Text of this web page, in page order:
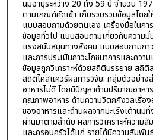
นมอายุระหว่าง 20 ถึง 59 ปี จํานวน
ตามเกณฑ์คัดเข้า เก็บรวบรวมข้อมูลโดย
แบบสอบถามด้วยตนเอง เครื่องมือในก
ข้อมูลทั่วไป แบบสอบถามเกี่ยวกับความ
แรงสนับสนุนทางสังคม แบบสอบถามภ
และการประเมินภาวะโภชนาการและคว
ข้อมูลถูกวิเคราะห์ด้วยสถิติบรรยาย สถิ
สถิติไคสแควร์ผลการวิจัย: กลุ่มตัวอย่าง
อาหารไม่ดี โดยมีปัญหาด้านปริมาณอาหา
คุณภาพอาหาร ด้านความวิตกกังวลเรื่อ
ของอาหารและด้านผลจากมะเร็งเต้านม
ผ่านมาตามลําดับ ผลการวิเคราะห์ควา
และครอบครัวได้แก่ รายได้มีความสัมพั